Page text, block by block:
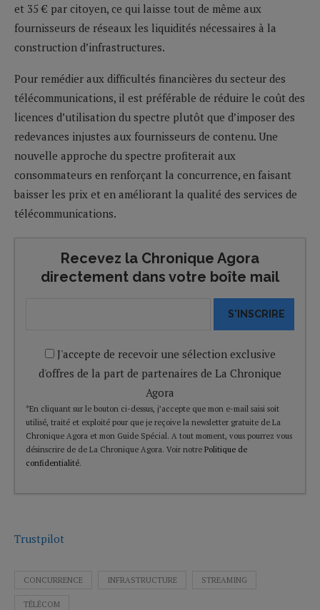
et 35 € par citoyen, ce qui laisse tout de même aux
fournisseurs de réseaux les liquidités nécessaires à la
construction d’infrastructures.
Pour remédier aux difficultés financières du secteur des
télécommunications, il est préférable de réduire le coût des
licences d’utilisation du spectre plutôt que d’imposer des
redevances injustes aux fournisseurs de contenu. Une
nouvelle approche du spectre profiterait aux
consommateurs en renforçant la concurrence, en faisant
baisser les prix et en améliorant la qualité des services de
télécommunications.
Recevez la Chronique Agora
directement dans votre boîte mail
S'INSCRIRE
J'accepte de recevoir une sélection exclusive
d'offres de la part de partenaires de La Chronique
Agora
*En cliquant sur le bouton ci-dessus, j’accepte que mon e-mail saisi soit
utilisé, traité et exploité pour que je reçoive la newsletter gratuite de La
Chronique Agora et mon Guide Spécial. A tout moment, vous pourrez vous
désinscrire de de La Chronique Agora. Voir notre Politique de
confidentialité.
Trustpilot
CONCURRENCE INFRASTRUCTURE STREAMING
TÉLÉCOM